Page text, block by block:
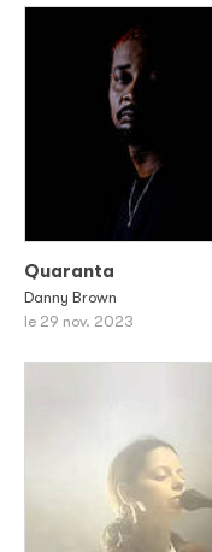
Quaranta
Danny Brown
le 29 nov. 2023